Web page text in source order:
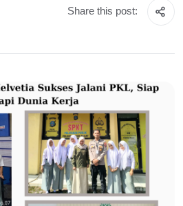
Share this post: